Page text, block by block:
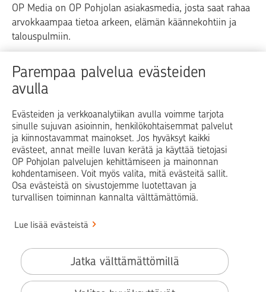
Parempaa palvelua evästeiden
avulla
Evästeiden ja verkkoanalytiikan avulla voimme tarjota
sinulle sujuvan asioinnin, henkilökohtaisemmat palvelut
ja kiinnostavammat mainokset. Jos hyväksyt kaikki
evästeet, annat meille luvan kerätä ja käyttää tietojasi
OP Pohjolan palvelujen kehittämiseen ja mainonnan
kohdentamiseen. Voit myös valita, mitä evästeitä sallit.
Osa evästeistä on sivustojemme luotettavan ja
turvallisen toiminnan kannalta välttämättömiä.
Lue lisää evästeistä
Jatka välttämättömillä
OP Media on OP Pohjolan asiakasmedia, josta saat rahaa
arvokkaampaa tietoa arkeen, elämän käännekohtiin ja
talouspulmiin.
Raha Elämä
Yrityselämä
Blogit ja puheenvuorot
Op.fi OP Koti Pohjola Vahinkoapu
Facebook
X LinkedInInstagram
Käyttöehdot
Saavutettavuusseloste